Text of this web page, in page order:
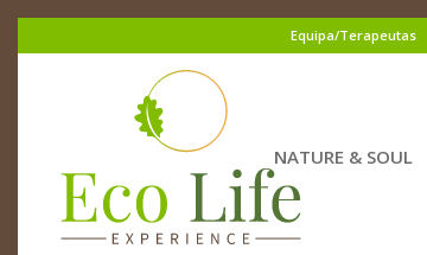
Equipa/Terapeutas
NATURE & SOUL